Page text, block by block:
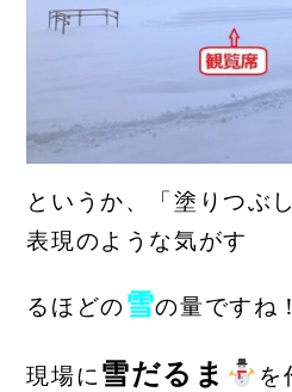
というか、「塗りつぶ
表現のような気がす
る ほどの雪の量ですね！
現場に雪だるま
を